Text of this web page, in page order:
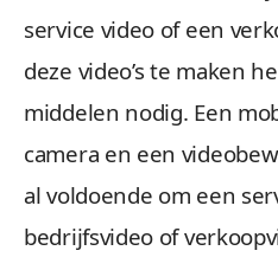
service video of een
deze video’s te maken
middelen nodig. Een
camera en een
al voldoende om een
bedrijfsvideo of